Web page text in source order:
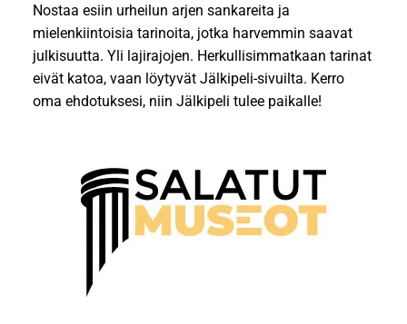
Nostaa esiin urheilun arjen sankareita ja
mielenkiintoisia tarinoita, jotka harvemmin saavat
julkisuutta. Yli lajirajojen. Herkullisimmatkaan tarinat
eivät katoa, vaan löytyvät Jälkipeli-sivuilta. Kerro
oma ehdotuksesi, niin Jälkipeli tulee paikalle!